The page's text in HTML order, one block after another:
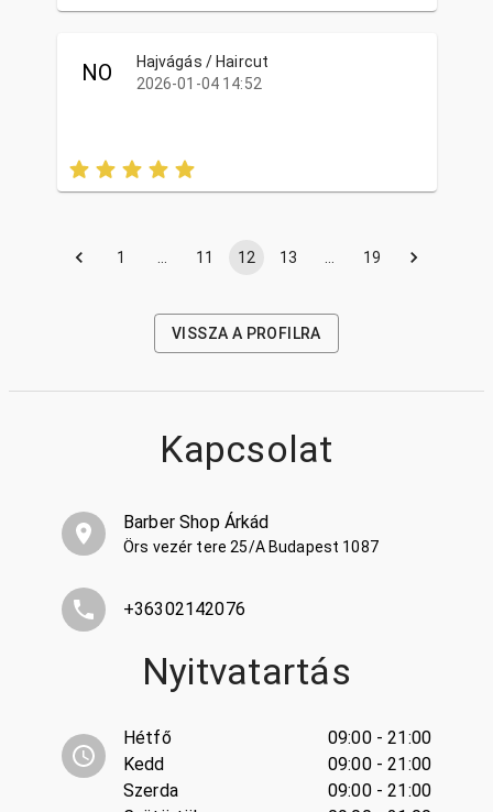
NO
Hajvágás / Haircut
2026-01-04 14:52
1 … 11 12 13 … 19
VISSZA A PROFILRA
Kapcsolat
Barber Shop Árkád
Örs vezér tere 25/A Budapest 1087
+36302142076
Nyitvatartás
Hétfő
Kedd
Szerda
09:00 - 21:00
09:00 - 21:00
09:00 - 21:00